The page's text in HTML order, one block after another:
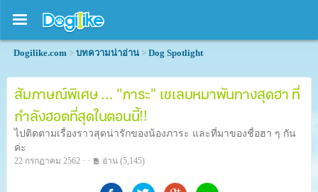
Dogilike.com > บทความน่าอ่าน > Dog Spotlight
สัมภาษณ์พิเศษ ... "ภาระ" เซเลบหมาพันทางสุดฮา ที่
กำลังฮอตที่สุดในตอนนี้!!
ไปติดตามเรื่องราวสุดน่ารักของน้องภาระ และที่มาของชื่อฮา ๆ กัน
ค่ะ
22 กรกฏาคม 2562 · · อ่าน (5,145)